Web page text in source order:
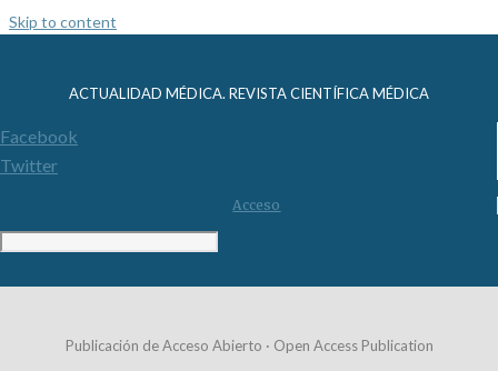
Skip to content
ACTUALIDAD MÉDICA. REVISTA CIENTÍFICA MÉDICA
Facebook
Twitter
Acceso
Publicación de Acceso Abierto · Open Access Publication